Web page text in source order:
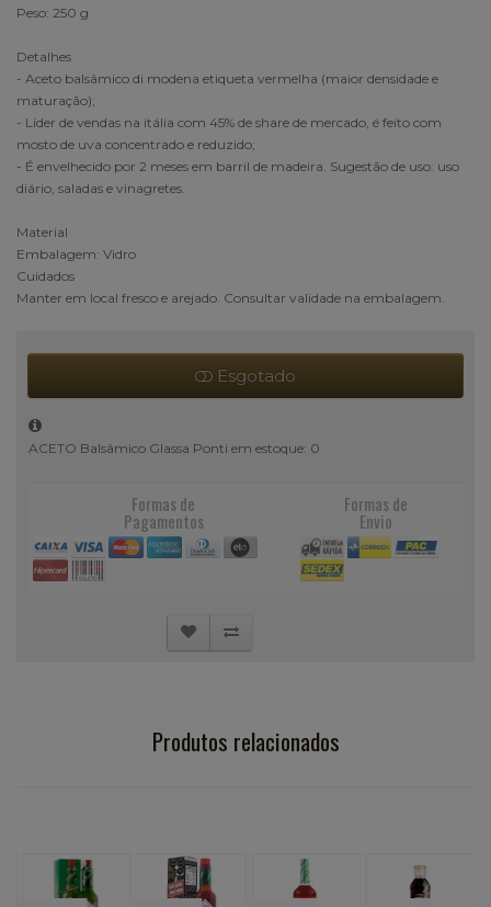
Peso: 250 g
Detalhes
- Aceto balsâmico di modena etiqueta vermelha (maior densidade e
maturação);
- Líder de vendas na itália com 45% de share de mercado, é feito com
mosto de uva concentrado e reduzido;
- É envelhecido por 2 meses em barril de madeira. Sugestão de uso: uso
diário, saladas e vinagretes.
Material
Embalagem: Vidro
Cuidados
Manter em local fresco e arejado. Consultar validade na embalagem.
Esgotado
ACETO Balsâmico Glassa Ponti em estoque: 0
Formas de
Pagamentos
Formas de
Envio
Produtos relacionados